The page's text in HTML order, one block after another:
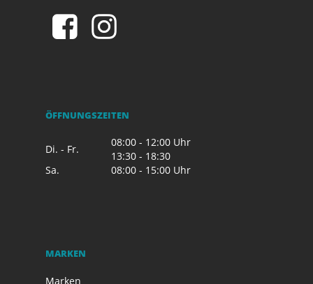
ÖFFNUNGSZEITEN
Di. - Fr.
08:00 - 12:00 Uhr
13:30 - 18:30
Sa.
08:00 - 15:00 Uhr
MARKEN
Marken